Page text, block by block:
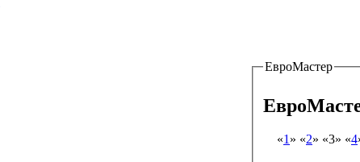
ЕвроМастер
«1 » «2 » «3» «4